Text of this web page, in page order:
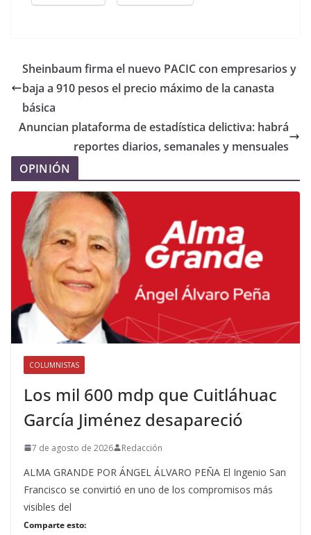
Sheinbaum firma el nuevo PACIC con empresarios y
baja a 910 pesos el precio máximo de la canasta
básica
Anuncian plataforma de estadística delictiva: habrá
reportes diarios, semanales y mensuales
OPINIÓN
COLUMNISTAS
Los mil 600 mdp que Cuitláhuac
García Jiménez desapareció
7 de agosto de 2026 Redacción
ALMA GRANDE POR ÁNGEL ÁLVARO PEÑA El Ingenio San
Francisco se convirtió en uno de los compromisos más
visibles del
Comparte esto: